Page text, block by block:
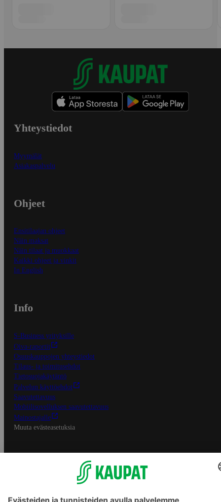
Yhteystiedot
Myymälät
Asiakaspalvelu
Ohjeet
Ensitilaajan ohjeet
Näin maksat
Näin tilaat ja muokkaat
Kaikki ohjeet ja vinkit
In English
Info
S-Business yrityksille
Oiva-raportit
Osuuskauppojen yhteystiedot
Tilaus- ja toimitusehdot
Tietosuojakäytäntö
Palvelun käyttöehdot
Saavutettavuus
Mobiilisovelluksen saavutettavuus
Mainostajalle
Muuta evästeasetuksia
S-ryhmän palvelut